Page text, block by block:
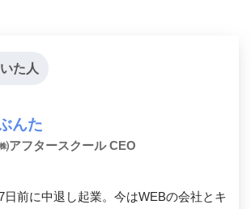
た人
んた
アフタースクール CEO
日前に中退し起業。今はWEBの会社とキ